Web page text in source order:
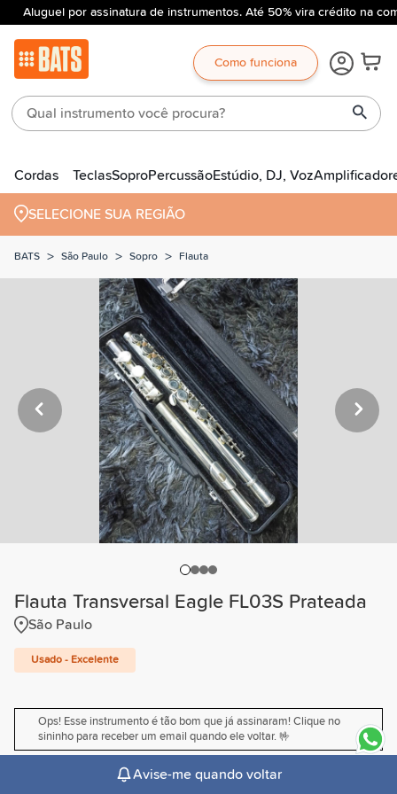
Aluguel por assinatura de instrumentos. Até 50% vira crédito na
Como funciona
Cordas TeclasSoproPercussãoEstúdio, DJ, Voz
SELECIONE SUA REGIÃO
BATS > São Paulo > Sopro > Flauta
Flauta Transversal Eagle FL03S Prateada
São Paulo
Usado - Excelente
Ops! Esse instrumento é tão bom que já assinaram! Clique no
sininho para receber um email quando ele voltar. 🤟
Avise-me quando voltar